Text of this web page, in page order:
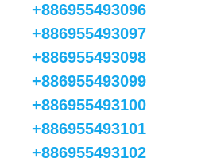
+886955493096
+886955493097
+886955493098
+886955493099
+886955493100
+886955493101
+886955493102